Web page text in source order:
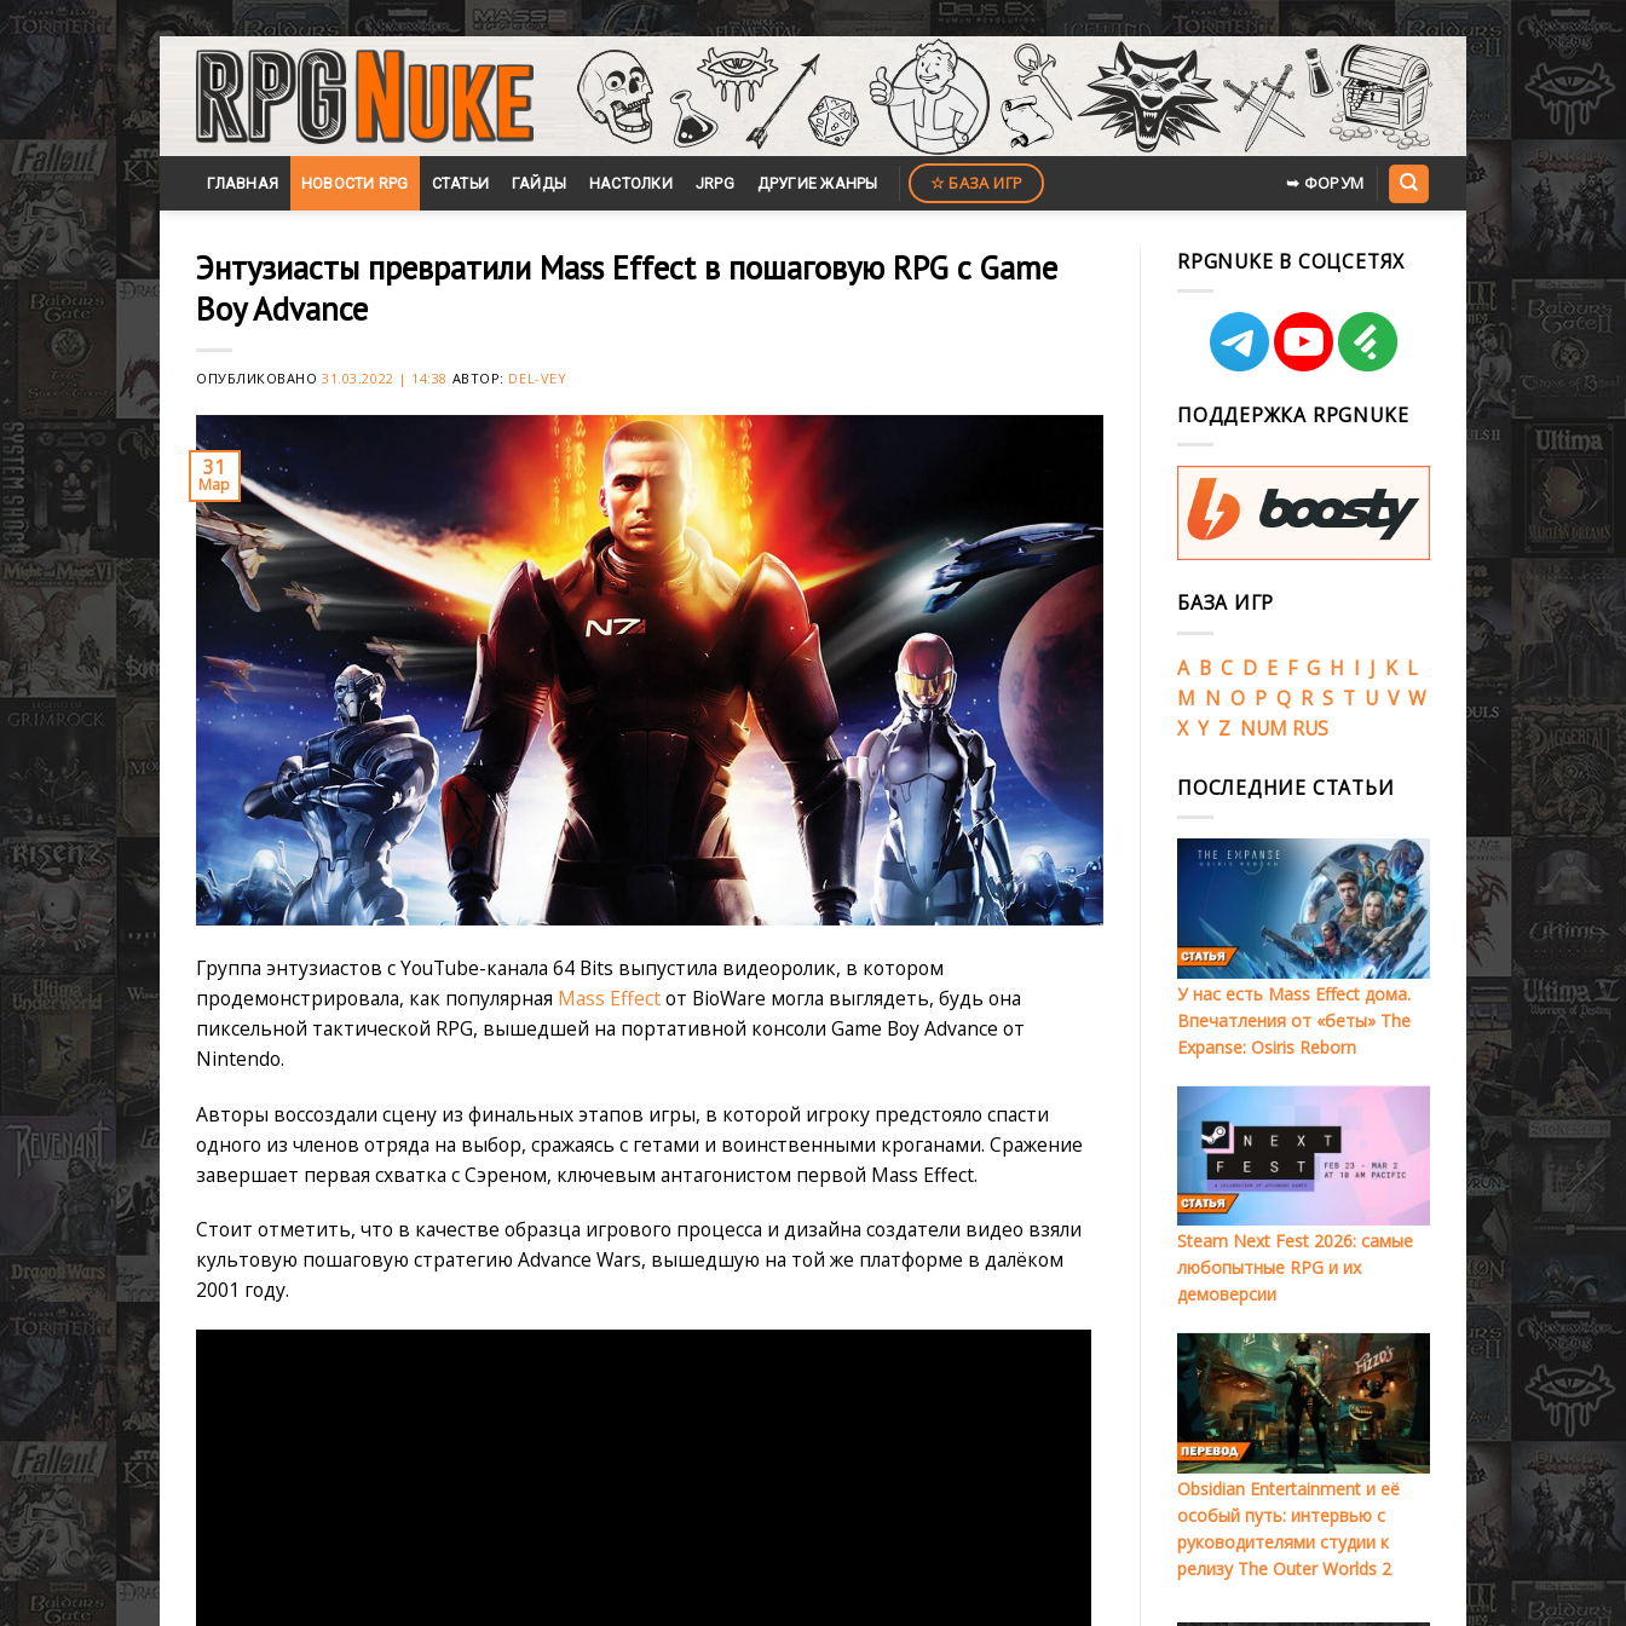
Skip
content
ГЛАВНАЯ НОВОСТИ RPG СТАТЬИ ГАЙДЫ НАСТОЛКИ JRPG ДРУГИЕ ЖАНРЫ ☆ БАЗА ИГР ➥ ФОРУМ
Энтузиасты превратили Mass Effect в пошаговую RPG с Game
Boy Advance
ОПУБЛИКОВАНО31.03.2022 | 14:38 АВТОР: DEL-VEY
31
Мар
Группа энтузиастов с YouTube-канала 64 Bits выпустила видеоролик, в котором
продемонстрировала, как популярная Mass Effectот BioWare могла выглядеть, будь она
пиксельной тактической RPG, вышедшей на портативной консоли Game Boy Advance от
Nintendo.
Авторы воссоздали сцену из финальных этапов игры, в которой игроку предстояло спасти
одного из членов отряда на выбор, сражаясь с гетами и воинственными кроганами. Сражение
завершает первая схватка с Сэреном, ключевым антагонистом первой Mass Effect.
Стоит отметить, что в качестве образца игрового процесса и дизайна создатели видео взяли
культовую пошаговую стратегию Advance Wars, вышедшую на той же платформе в далёком
2001 году.
RPGNUKE В СОЦСЕТЯХ
ПОДДЕРЖКА RPGNUKE
БАЗА ИГР
A B C D E F G H I J K L
M N O P Q R S T U V W
X Y Z NUM RUS
ПОСЛЕДНИЕ СТАТЬИ
У нас есть Mass Effect дома.
Впечатления от «беты» The
Expanse: Osiris Reborn
Steam Next Fest 2026: самые
любопытные RPG и их
демоверсии
Obsidian Entertainment и её
особый путь: интервью с
руководителями студии к
релизу The Outer Worlds 2